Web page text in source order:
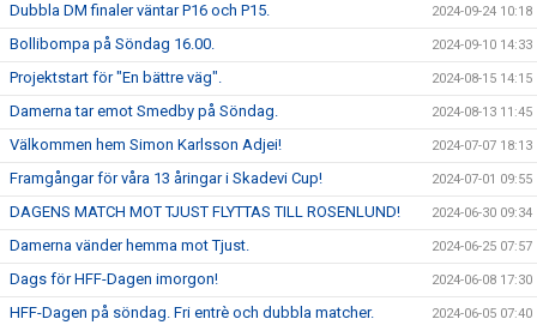
Dubbla DM finaler väntar P16 och P15. 2024-09-24 10:18
Bollibompa på Söndag 16.00. 2024-09-10 14:33
Projektstart för "En bättre väg". 2024-08-15 14:15
Damerna tar emot Smedby på Söndag. 2024-08-13 11:45
Välkommen hem Simon Karlsson Adjei! 2024-07-07 18:13
Framgångar för våra 13 åringar i Skadevi Cup! 2024-07-01 09:55
DAGENS MATCH MOT TJUST FLYTTAS TILL ROSENLUND! 2024-06-30 09:34
Damerna vänder hemma mot Tjust. 2024-06-25 07:57
Dags för HFF-Dagen imorgon! 2024-06-08 17:30
HFF-Dagen på söndag. Fri entrè och dubbla matcher. 2024-06-05 07:40